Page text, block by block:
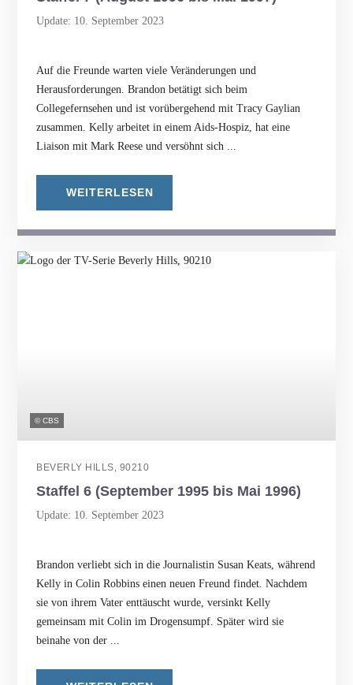
Update: 10. September 2023
Auf die Freunde warten viele Veränderungen und
Herausforderungen. Brandon betätigt sich beim
Collegefernsehen und ist vorübergehend mit Tracy Gaylian
zusammen. Kelly arbeitet in einem Aids-Hospiz, hat eine
Liaison mit Mark Reese und versöhnt sich ...
WEITERLESEN
© CBS
BEVERLY HILLS, 90210
Staffel 6 (September 1995 bis Mai 1996)
Update: 10. September 2023
Brandon verliebt sich in die Journalistin Susan Keats, während
Kelly in Colin Robbins einen neuen Freund findet. Nachdem
sie von ihrem Vater enttäuscht wurde, versinkt Kelly
gemeinsam mit Colin im Drogensumpf. Später wird sie
beinahe von der ...